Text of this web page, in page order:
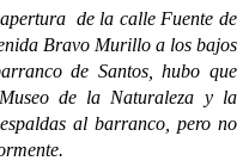
de la calle Fuente de
Bravo Murillo a los bajos
de Santos, hubo que
de la Naturaleza y la
al barranco, pero no